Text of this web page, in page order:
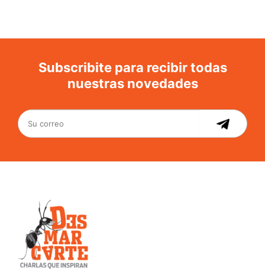
Subscribite para recibir todas
nuestras novedades